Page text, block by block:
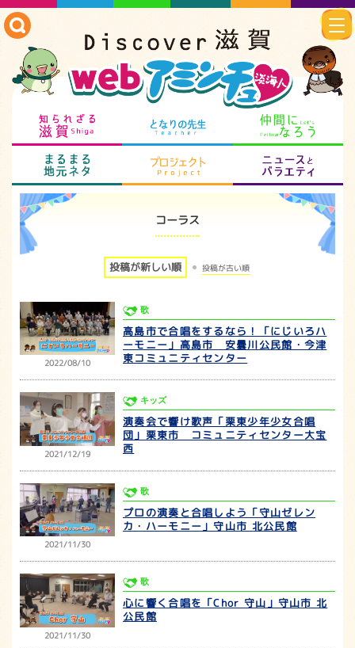
知られざる滋賀 となりの先生
まるまる地元ネタ プロジェクト
コーラス
投稿が新しい順 投稿が古い順
2022/08/10
歌
高島市で合唱をするなら！「にじいろハ
ーモニー」高島市 安曇川公民館・今津
東コミュニティセンター
2021/12/19
キッズ
演奏会で響け歌声「栗東少年少女合唱
団」栗東市 コミュニティセンター大宝
西
2021/11/30
歌
プロの演奏と合唱しよう「守山ゼレン
カ・ハーモニー」守山市 北公民館
2021/11/30
歌
心に響く合唱を「Chor 守山」守山市 北
公民館